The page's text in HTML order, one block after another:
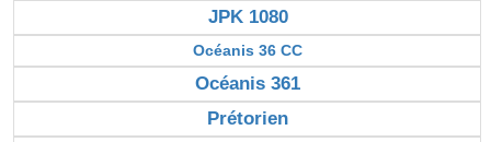
JPK 1080
Océanis 36 CC
Océanis 361
Prétorien